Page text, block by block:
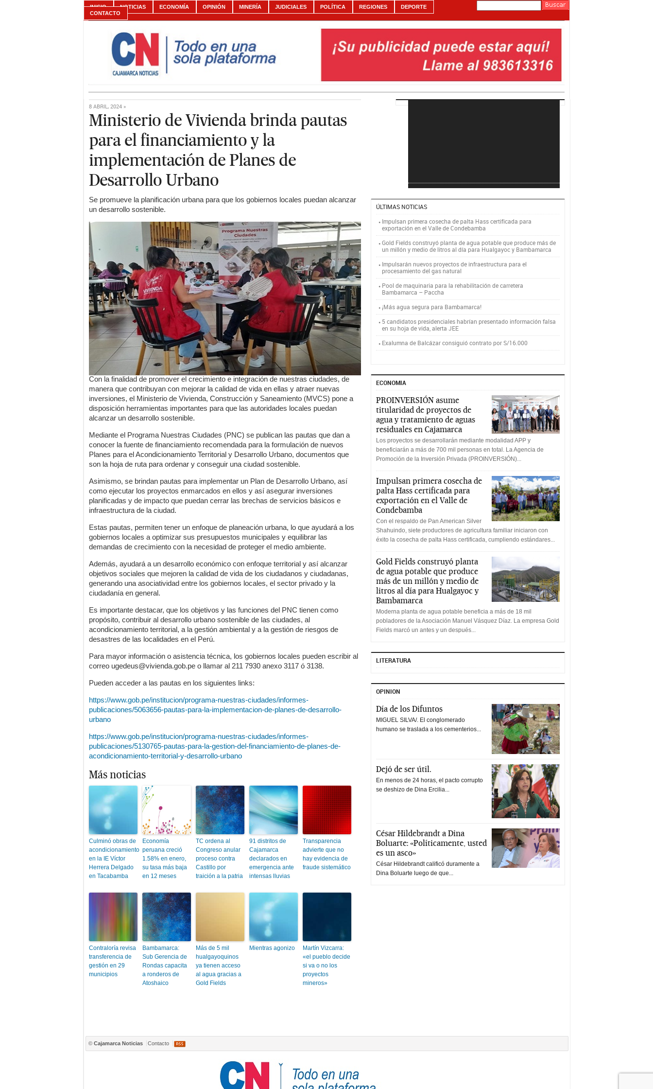
INICIO NOTICIAS ECONOMÍA OPINIÓN MINERÍA JUDICIALES POLÍTICA REGIONES
DEPORTE
CONTACTO
8 ABRIL, 2024 »
Ministerio de Vivienda brinda pautas
para el financiamiento y la
implementación de Planes de
Desarrollo Urbano
Se promueve la planificación urbana para que los gobiernos locales puedan alcanzar
un desarrollo sostenible.
Con la finalidad de promover el crecimiento e integración de nuestras ciudades, de
manera que contribuyan con mejorar la calidad de vida en ellas y atraer nuevas
inversiones, el Ministerio de Vivienda, Construcción y Saneamiento (MVCS) pone a
disposición herramientas importantes para que las autoridades locales puedan
alcanzar un desarrollo sostenible.
Mediante el Programa Nuestras Ciudades (PNC) se publican las pautas que dan a
conocer la fuente de financiamiento recomendada para la formulación de nuevos
Planes para el Acondicionamiento Territorial y Desarrollo Urbano, documentos que
son la hoja de ruta para ordenar y conseguir una ciudad sostenible.
Asimismo, se brindan pautas para implementar un Plan de Desarrollo Urbano, así
como ejecutar los proyectos enmarcados en ellos y así asegurar inversiones
planificadas y de impacto que puedan cerrar las brechas de servicios básicos e
infraestructura de la ciudad.
Estas pautas, permiten tener un enfoque de planeación urbana, lo que ayudará a los
gobiernos locales a optimizar sus presupuestos municipales y equilibrar las
demandas de crecimiento con la necesidad de proteger el medio ambiente.
Además, ayudará a un desarrollo económico con enfoque territorial y así alcanzar
objetivos sociales que mejoren la calidad de vida de los ciudadanos y ciudadanas,
generando una asociatividad entre los gobiernos locales, el sector privado y la
ciudadanía en general.
Es importante destacar, que los objetivos y las funciones del PNC tienen como
propósito, contribuir al desarrollo urbano sostenible de las ciudades, al
acondicionamiento territorial, a la gestión ambiental y a la gestión de riesgos de
desastres de las localidades en el Perú.
Para mayor información o asistencia técnica, los gobiernos locales pueden escribir al
correo ugedeus@vivienda.gob.pe o llamar al 211 7930 anexo 3117 ó 3138.
Pueden acceder a las pautas en los siguientes links:
https://www.gob.pe/institucion/programa-nuestras-ciudades/informes-
publicaciones/5063656-pautas-para-la-implementacion-de-planes-de-desarrollo-
urbano
https://www.gob.pe/institucion/programa-nuestras-ciudades/informes-
publicaciones/5130765-pautas-para-la-gestion-del-financiamiento-de-planes-de-
acondicionamiento-territorial-y-desarrollo-urbano
Más noticias
Culminó obras de
acondicionamiento
en la IE Víctor
Herrera Delgado
en Tacabamba
Economía
peruana creció
1.58% en enero,
su tasa más baja
en 12 meses
TC ordena al
Congreso anular
proceso contra
Castillo por
traición a la patria
91 distritos de
Cajamarca
declarados en
emergencia ante
intensas lluvias
Transparencia
advierte que no
hay evidencia de
fraude sistemático
Contraloría revisa
transferencia de
gestión en 29
municipios
Bambamarca:
Sub Gerencia de
Rondas capacita
a ronderos de
Atoshaico
Más de 5 mil
hualgayoquinos
ya tienen acceso
al agua gracias a
Gold Fields
Mientras agonizo
Martín Vizcarra:
«el pueblo decide
si va o no los
proyectos
mineros»
ÚLTIMAS NOTICIAS
Impulsan primera cosecha de palta Hass certificada para
exportación en el Valle de Condebamba
Gold Fields construyó planta de agua potable que produce más de
un millón y medio de litros al día para Hualgayoc y Bambamarca
Impulsarán nuevos proyectos de infraestructura para el
procesamiento del gas natural
Pool de maquinaria para la rehabilitación de carretera
Bambamarca – Paccha
¡Más agua segura para Bambamarca!
5 candidatos presidenciales habrían presentado información falsa
en su hoja de vida, alerta JEE
Exalumna de Balcázar consiguió contrato por S/16.000
ECONOMIA
PROINVERSIÓN asume
titularidad de proyectos de
agua y tratamiento de aguas
residuales en Cajamarca
Los proyectos se desarrollarán mediante modalidad APP y
beneficiarán a más de 700 mil personas en total. La Agencia de
Promoción de la Inversión Privada (PROINVERSIÓN)...
Impulsan primera cosecha de
palta Hass certificada para
exportación en el Valle de
Condebamba
Con el respaldo de Pan American Silver
Shahuindo, siete productores de agricultura familiar iniciaron con
éxito la cosecha de palta Hass certificada, cumpliendo estándares...
Gold Fields construyó planta
de agua potable que produce
más de un millón y medio de
litros al día para Hualgayoc y
Bambamarca
Moderna planta de agua potable beneficia a más de 18 mil
pobladores de la Asociación Manuel Vásquez Díaz. La empresa Gold
Fields marcó un antes y un después...
LITERATURA
OPINION
Día de los Difuntos
MIGUEL SILVA/. El conglomerado
humano se traslada a los cementerios...
Dejó de ser útil.
En menos de 24 horas, el pacto corrupto
se deshizo de Dina Ercilia...
César Hildebrandt a Dina
Boluarte: «Políticamente, usted
es un asco»
César Hildebrandt calificó duramente a
Dina Boluarte luego de que...
© Cajamarca Noticias Contacto